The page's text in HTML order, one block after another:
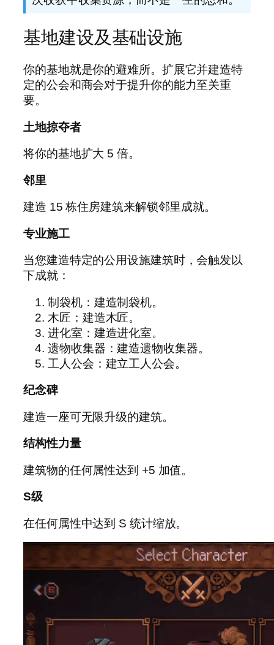
基地建设及基础设施
你的基地就是你的避难所。扩展它并建造特
定的公会和商会对于提升你的能力至关重
要。
土地掠夺者
将你的基地扩大 5 倍。
邻里
建造 15 栋住房建筑来解锁邻里成就。
专业施工
当您建造特定的公用设施建筑时，会触发以
下成就：
制袋机：建造制袋机。
木匠：建造木匠。
进化室：建造进化室。
遗物收集器：建造遗物收集器。
工人公会：建立工人公会。
纪念碑
建造一座可无限升级的建筑。
结构性力量
建筑物的任何属性达到 +5 加值。
S级
在任何属性中达到 S 统计缩放。